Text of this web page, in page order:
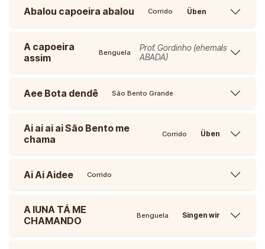
Abalou capoeira abalou Corrido Üben
A capoeira
assim
Benguela
Prof. Gordinho (ehemals
ABADA)
Aee Bota dendê São Bento Grande
Ai ai ai ai São Bento me
chama
Corrido Üben
Ai Ai Aidee Corrido
A IUNA TÁ ME
CHAMANDO
Benguela Singen wir